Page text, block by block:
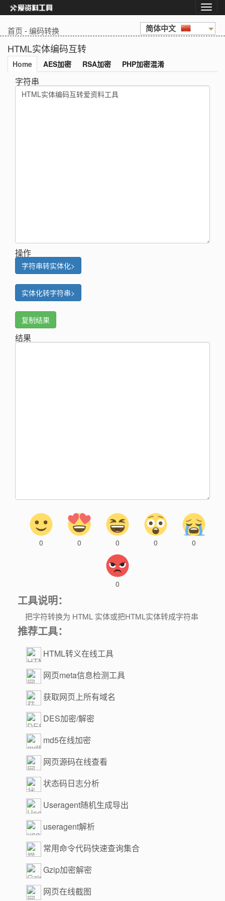
首页 -编码转换 简体中文
HTML实体编码互转
Home AES加密 RSA加密 PHP加密混淆
字符串
操作
字符串转实体化>
实体化转字符串>
复制结果
结果
0 0 0 0 0
0
工具说明：
把字符转换为 HTML 实体或把HTML实体转成字符串
推荐工具：
HTML转义在线工具
网页meta信息检测工具
获取网页上所有域名
DES加密/解密
md5在线加密
网页源码在线查看
状态码日志分析
Useragent随机生成导出
useragent解析
常用命令代码快速查询集合
Gzip加密解密
网页在线截图